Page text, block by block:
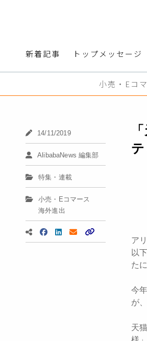
新着記事 トップメッセージ
小売・Eコ
14/11/2019
AlibabaNews 編集部
特集・連載
小売・Eコマース
海外進出
ア
以
た
今
が
天